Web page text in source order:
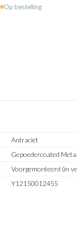
Op bestelling
Antraciet
Gepoedercoated
Voorgemonteerd (in
Y12150012455